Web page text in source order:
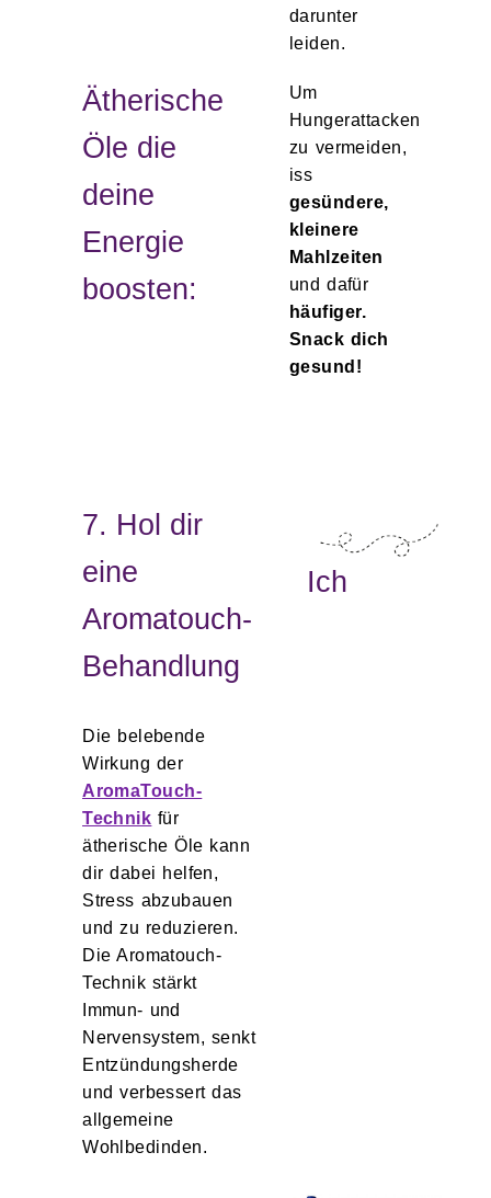
darunter
leiden.
Um
Hungerattacken
zu vermeiden,
iss
gesündere,
kleinere
Mahlzeiten
und dafür
häufiger.
Snack dich
gesund!
7. Hol dir
eine
Aromatouch-
Behandlung
Die belebende
Wirkung der
AromaTouch-
Technik für
ätherische Öle kann
dir dabei helfen,
Stress abzubauen
und zu reduzieren.
Die Aromatouch-
Technik stärkt
Immun- und
Nervensystem, senkt
Entzündungsherde
und verbessert das
allgemeine
Wohlbedinden.
Ätherische
Öle die
deine
Energie
boosten:
Ich